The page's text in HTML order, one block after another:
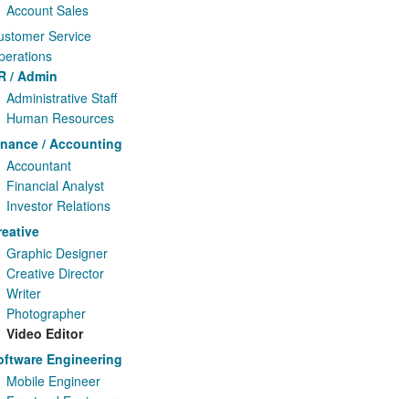
Account Sales
Service
/ Admin
Administrative Staff
Human Resources
/ Accounting
Accountant
Financial Analyst
Investor Relations
Graphic Designer
Creative Director
Writer
Photographer
Video Editor
Engineering
Mobile Engineer